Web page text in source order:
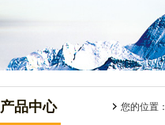
产品中心 您的位置：